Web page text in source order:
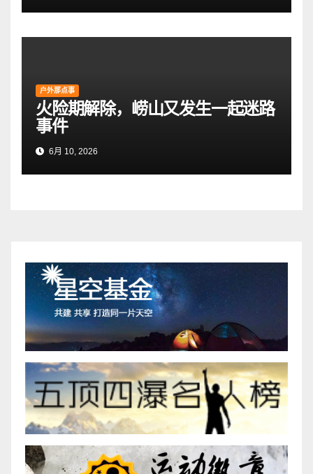
户外那点事
火险期解除，崂山又发生一起迷路
事件
6月 10, 2026